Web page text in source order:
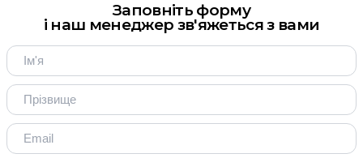
Заповніть форму
і наш менеджер зв'яжеться з вами